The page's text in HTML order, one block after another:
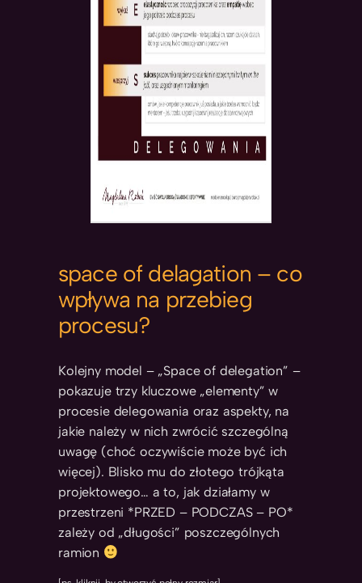
space of delagation – co
wpływa na przebieg
procesu?
Kolejny model – „Space of delegation” –
pokazuje trzy kluczowe „elementy” w
procesie delegowania oraz aspekty, na
jakie należy w nich zwrócić szczególną
uwagę (choć oczywiście może być ich
więcej). Blisko mu do złotego trójkąta
projektowego… a to, jak działamy w
przestrzeni *PRZED – PODCZAS – PO*
zależy od „długości” poszczególnych
ramion